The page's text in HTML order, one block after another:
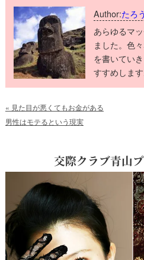
Author:たろ
あらゆるマ
ました。色
を書いてい
すすめします
« 見た目が悪くてもお金がある
男性はモテるという現実
交際クラブ青山